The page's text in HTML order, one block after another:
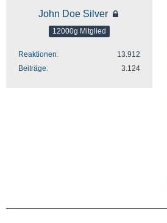
John Doe Silver
12000g Mitglied
Reaktionen
13.912
Beiträge
3.124